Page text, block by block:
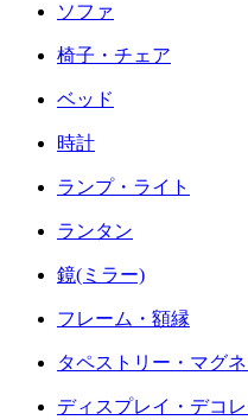
ソファ
椅子・チェア
ベッド
時計
ランプ・ライト
ランタン
鏡(ミラー)
フレーム・額縁
タペストリー・マグ
ディスプレイ・デコ